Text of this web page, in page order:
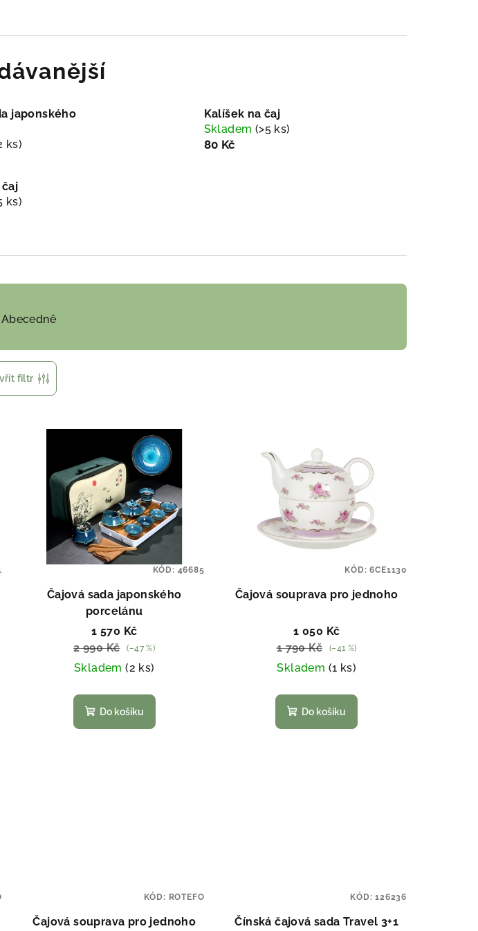
japonského
ks)
Kalíšek na čaj
Skladem (>5 ks)
80 Kč
ks)
Abecedně
filtr
Čajová sada japonského
porcelánu
1 570 Kč
2 990 Kč
(–47 %)
Skladem(2 ks)
Do košíku
KÓD: 46685
Čajová souprava pro jednoho
1 050 Kč
1 790 Kč
(–41 %)
Skladem (1 ks)
Do košíku
KÓD:6CE1130
Čajová souprava pro jednoho
KÓD: ROTEFO
Čínská čajová sada Travel 3+1
KÓD:126236